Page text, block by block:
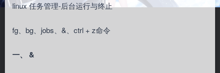
linux 任务管理-后台运行与终止
fg、bg、jobs、&、ctrl + z命令
一、 &